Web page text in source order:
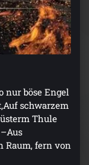
nur böse Engel
schwarzem
Thule
Raum, fern von